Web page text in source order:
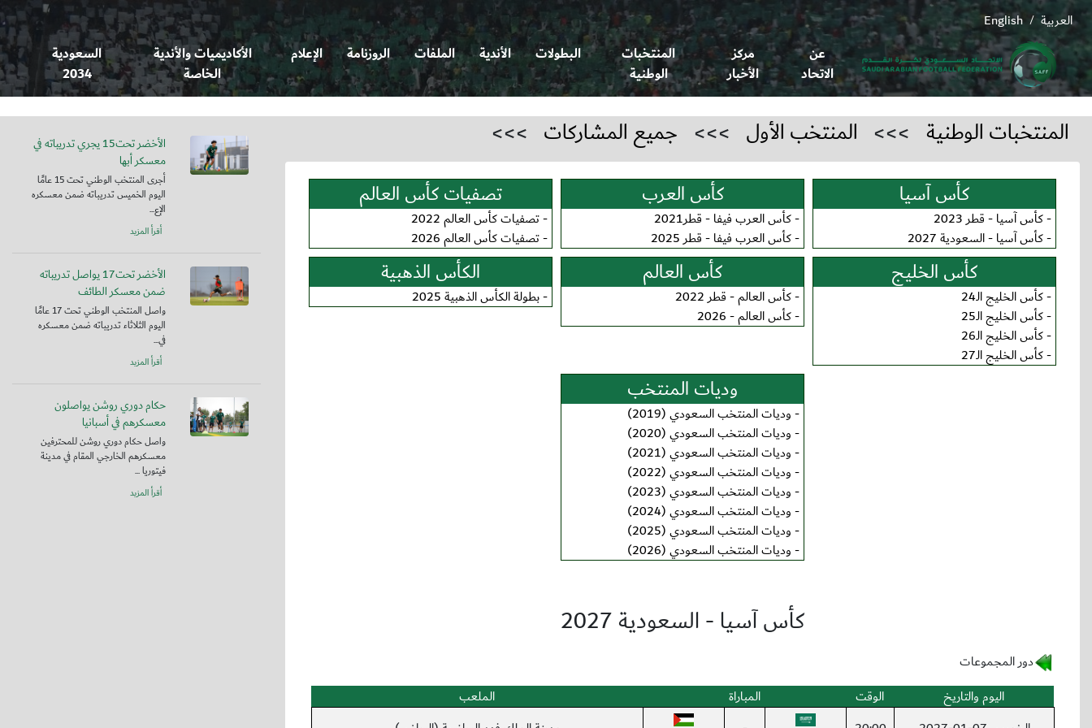
English / العربية
عن
الاتحاد
مركز
الأخبار
المنتخبات
الوطنية
البطولات الأندية الملفات الروزنامة الإعلام
الأكاديميات والأندية
الخاصة
السعودية
2034
المنتخبات الوطنية >>> المنتخب الأول >>> جميع المشاركات >>>
كأس آسيا
-كأس آسيا - قطر 2023
-كأس آسيا - السعودية 2027
كأس العرب
-كأس العرب فيفا - قطر2021
-كأس العرب فيفا - قطر 2025
تصفيات كأس العالم
-تصفيات كأس العالم 2022
-تصفيات كأس العالم 2026
كأس الخليج
-كأس الخليج الـ24
-كأس الخليج الـ25
-كأس الخليج الـ26
-كأس الخليج الـ27
كأس العالم
-كأس العالم - قطر 2022
-كأس العالم - 2026
الكأس الذهبية
-بطولة الكأس الذهبية 2025
وديات المنتخب
-وديات المنتخب السعودي (2019)
-وديات المنتخب السعودي (2020)
-وديات المنتخب السعودي (2021)
-وديات المنتخب السعودي (2022)
-وديات المنتخب السعودي (2023)
-وديات المنتخب السعودي (2024)
-وديات المنتخب السعودي (2025)
-وديات المنتخب السعودي (2026)
كأس آسيا - السعودية 2027
دور المجموعات
اليوم والتاريخ
الوقت المباراة
الملعب
الأخضر تحت15 يجري تدريباته في
معسكر أبها
أجرى المنتخب الوطني تحت 15 عامًا
اليوم الخميس تدريباته ضمن معسكره
الإع...
أقرأ المزيد
الأخضر تحت17 يواصل تدريباته
ضمن معسكر الطائف
واصل المنتخب الوطني تحت 17 عامًا
اليوم الثلاثاء تدريباته ضمن معسكره
في...
أقرأ المزيد
حكام دوري روشن يواصلون
معسكرهم في أسبانيا
واصل حكام دوري روشن للمحترفين
معسكرهم الخارجي المقام في مدينة
فيتوريا ...
أقرأ المزيد